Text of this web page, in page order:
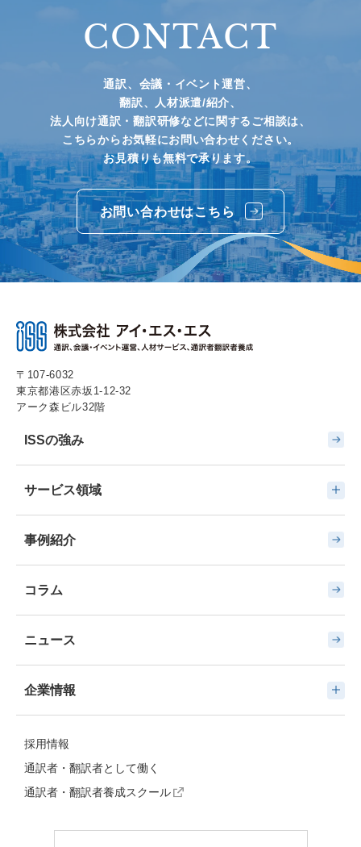
CONTACT
通訳、会議・イベント運営、
翻訳、人材派遣/紹介、
法人向け通訳・翻訳研修などに関するご相談は、
こちらからお気軽にお問い合わせください。
お見積りも無料で承ります。
お問い合わせはこちら
〒107-6032
東京都港区赤坂1-12-32
アーク森ビル32階
ISSの強み
サービス領域
事例紹介
コラム
ニュース
企業情報
採用情報
通訳者・翻訳者として働く
通訳者・翻訳者養成スクール